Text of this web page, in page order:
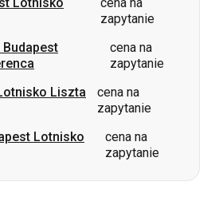
Liszta
cena na
zapytanie
Lotnisko
cena na
zapytanie
Łuck Dniepr → Humań
Kijów → Tatarbunary